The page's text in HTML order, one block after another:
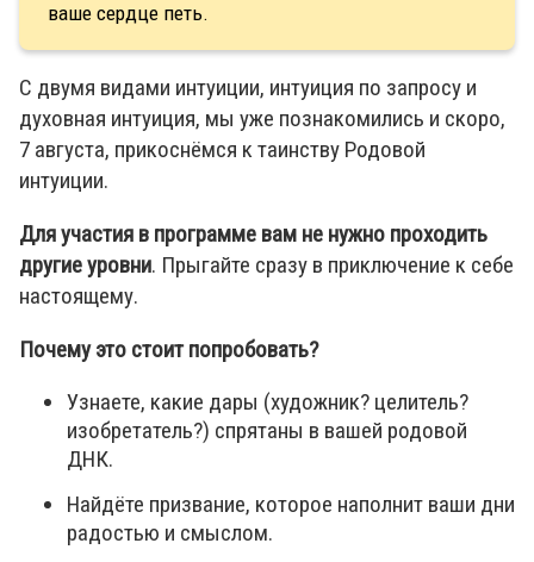
ваше сердце петь.
С двумя видами интуиции, интуиция по запросу и
духовная интуиция, мы уже познакомились и скоро,
7 августа, прикоснёмся к таинству Родовой
интуиции.
Для участия в программе вам не нужно проходить
другие уровни. Прыгайте сразу в приключение к себе
настоящему.
Почему это стоит попробовать?
Узнаете, какие дары (художник? целитель?
изобретатель?) спрятаны в вашей родовой
ДНК.
Найдёте призвание, которое наполнит ваши дни
радостью и смыслом.